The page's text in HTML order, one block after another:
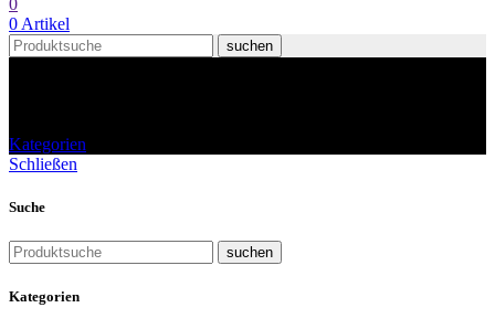
0
0 Artikel
suchen
Kategorien
Schließen
Suche
suchen
Kategorien